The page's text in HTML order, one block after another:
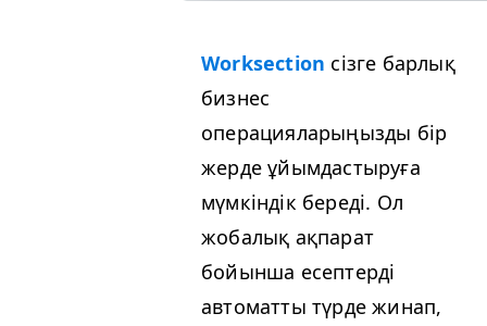
Work­sec­tion сізге барлық
бизнес
операцияларыңызды бір
жерде ұйымдастыруға
мүмкіндік береді. Ол
жобалық ақпарат
бойынша есептерді
автоматты түрде жинап,